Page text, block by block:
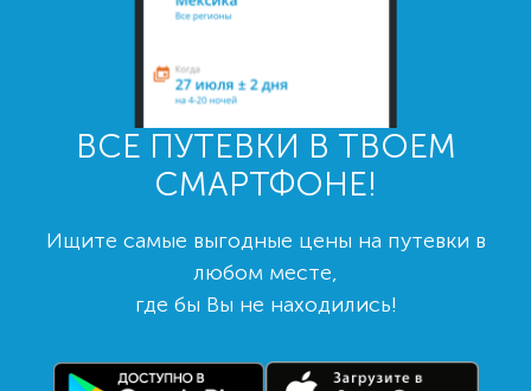
ВСЕ ПУТЕВКИ В ТВОЕМ
СМАРТФОНЕ!
Ищите самые выгодные цены на путевки в
любом месте,
где бы Вы не находились!